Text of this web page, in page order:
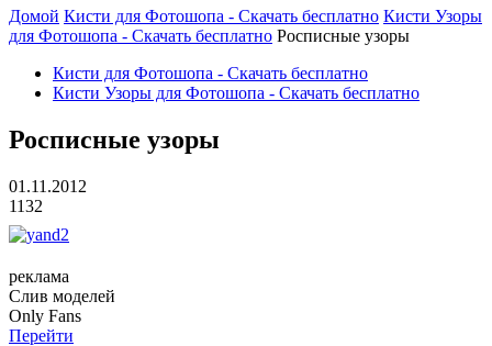
Домой Кисти для Фотошопа - Скачать бесплатно Кисти Узоры
для Фотошопа - Скачать бесплатно Росписные узоры
Кисти для Фотошопа - Скачать бесплатно
Кисти Узоры для Фотошопа - Скачать бесплатно
Росписные узоры
01.11.2012
1132
реклама
Слив моделей
Only Fans
Перейти